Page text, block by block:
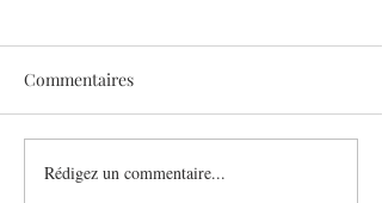
Commentaires
Rédigez un commentaire...